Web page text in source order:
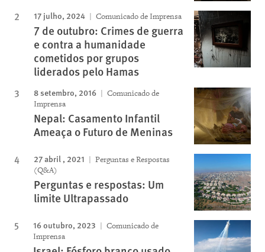
17 julho, 2024 Comunicado de Imprensa
7 de outubro: Crimes de guerra
e contra a humanidade
cometidos por grupos
liderados pelo Hamas
8 setembro, 2016
Comunicado de
Imprensa
Nepal: Casamento Infantil
Ameaça o Futuro de Meninas
27 abril , 2021
Perguntas e Respostas
(Q&A)
Perguntas e respostas: Um
limite Ultrapassado
16 outubro, 2023
Comunicado de
Imprensa